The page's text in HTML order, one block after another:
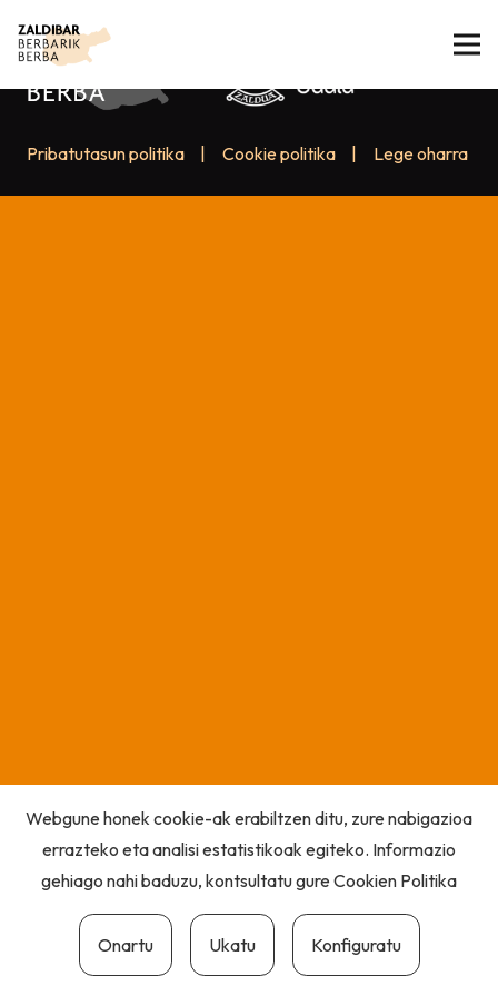
Pribatutasun politika Cookie politika Lege oharra
Webgune honek cookie-ak erabiltzen ditu, zure nabigazioa
errazteko eta analisi estatistikoak egiteko. Informazio
gehiago nahi baduzu, kontsultatu gureCookien Politika
Onartu Ukatu Konfiguratu